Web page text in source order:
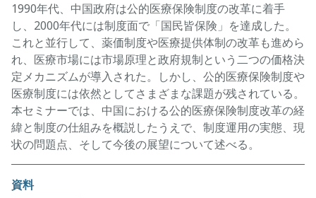
1990年代、中国政府は公的医療保険制度の改革に着手
し、2000年代には制度面で「国民皆保険」を達成した。
これと並行して、薬価制度や医療提供体制の改革も進めら
れ、医療市場には市場原理と政府規制という二つの価格決
定メカニズムが導入された。しかし、公的医療保険制度や
医療制度には依然としてさまざまな課題が残されている。
本セミナーでは、中国における公的医療保険制度改革の経
緯と制度の仕組みを概説したうえで、制度運用の実態、現
状の問題点、そして今後の展望について述べる。
資料